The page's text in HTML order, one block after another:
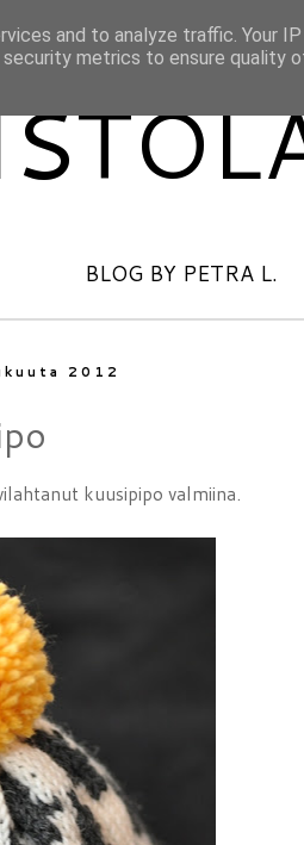
BLOG BY PETRA L.
2012
kuusipipo valmiina.
and to analyze traffic. Your
metrics to ensure quality